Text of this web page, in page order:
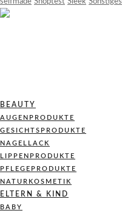
BEAUTY
AUGENPRODUKTE
GESICHTSPRODUKTE
NAGELLACK
LIPPENPRODUKTE
PFLEGEPRODUKTE
NATURKOSMETIK
ELTERN & KIND
BABY